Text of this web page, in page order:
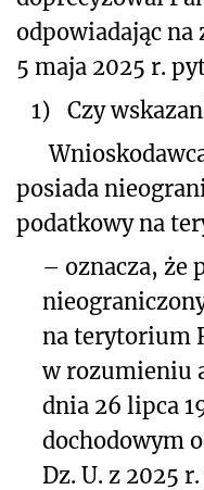
odpowiadając
5 maja 2025 r.
1)
Czy
posiada
podatkowy na
– oznacza, że
na terytorium
w rozumieniu
dnia 26 lipca
dochodowym
Dz. U. z 2025